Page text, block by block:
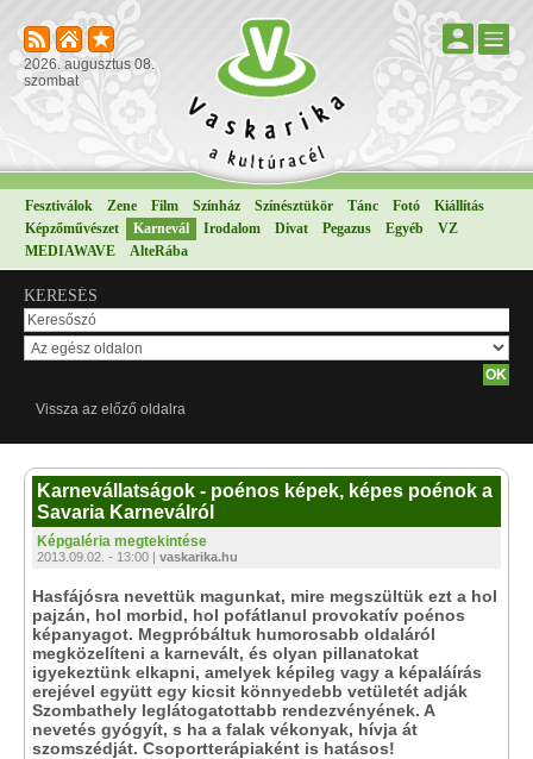
2026. augusztus 08.
szombat
Fesztiválok Zene Film Színház Színésztükör Tánc Fotó
Kiállítás
Képzőművészet
Karnevál Irodalom Divat Pegazus Egyéb
VZ
MEDIAWAVE
AlteRába
KERESÉS
Vissza az előző oldalra
Karnevállatságok - poénos képek, képes poénok a
Savaria Karneválról
Képgaléria megtekintése
2013.09.02. - 13:00 | vaskarika.hu
Hasfájósra nevettük magunkat, mire megszültük ezt a hol
pajzán, hol morbid, hol pofátlanul provokatív poénos
képanyagot. Megpróbáltuk humorosabb oldaláról
megközelíteni a karnevált, és olyan pillanatokat
igyekeztünk elkapni, amelyek képileg vagy a képaláírás
erejével együtt egy kicsit könnyedebb vetületét adják
Szombathely leglátogatottabb rendezvényének. A
nevetés gyógyít, s ha a falak vékonyak, hívja át
szomszédját. Csoportterápiaként is hatásos!